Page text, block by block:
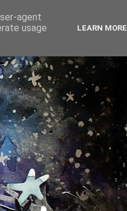
agent
usage
LEARN MORE